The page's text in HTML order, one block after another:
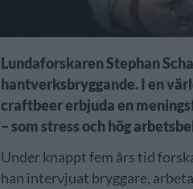
Lundaforskaren Stephan
hantverksbryggande. I en
craftbeer erbjuda en
– som stress och hög
Under knappt fem års tid
han intervjuat bryggare,